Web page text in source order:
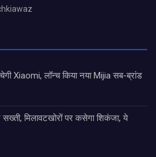
Xiaomi, लॉन्च किया नया Mijia सब-ब्रांड
मिलावटखोरों पर कसेगा शिकंजा, ये